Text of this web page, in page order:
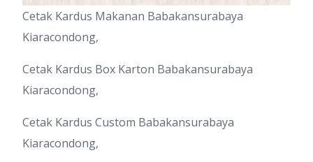
Cetak Kardus Makanan Babakansurabaya
Kiaracondong,
Cetak Kardus Box Karton Babakansurabaya
Kiaracondong,
Cetak Kardus Custom Babakansurabaya
Kiaracondong,